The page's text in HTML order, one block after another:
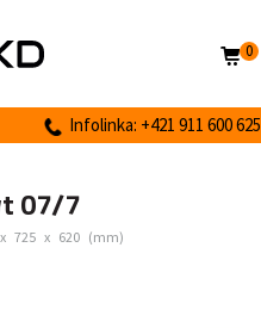
Infolinka: +421 911 600 625
0
07/7
x 725 x 620 (mm)